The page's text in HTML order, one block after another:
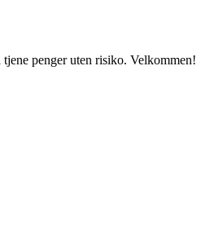
penger uten risiko. Velkommen!